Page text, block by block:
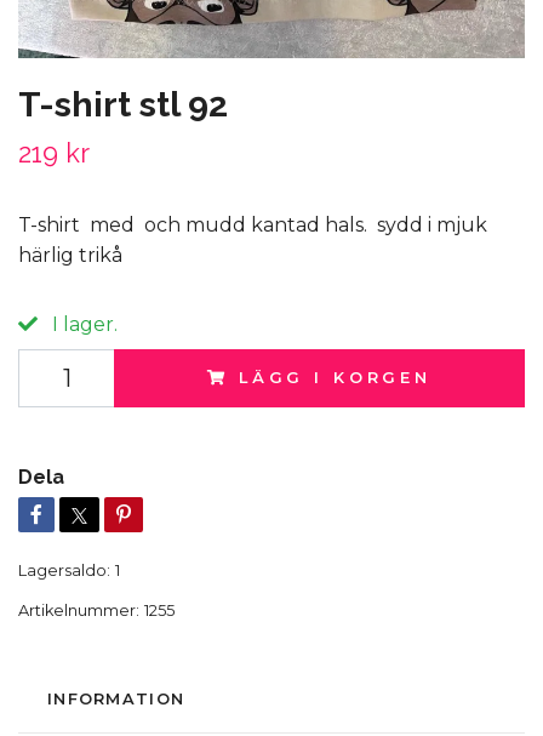
T-shirt stl 92
219 kr
T-shirt med och mudd kantad hals. sydd i mjuk
härlig trikå
I lager.
LÄGG I KORGEN
Dela
Lagersaldo: 1
Artikelnummer: 1255
INFORMATION